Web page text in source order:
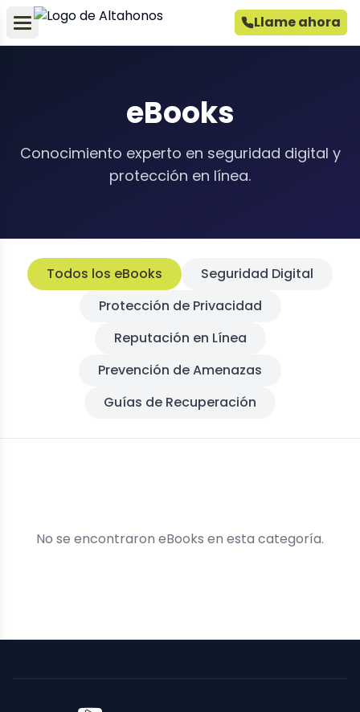
Llame ahora
eBooks
Conocimiento experto en seguridad digital y
protección en línea.
Todos los eBooks
Seguridad Digital
Protección de Privacidad
Reputación en Línea
Prevención de Amenazas
Guías de Recuperación
No se encontraron eBooks en esta categoría.